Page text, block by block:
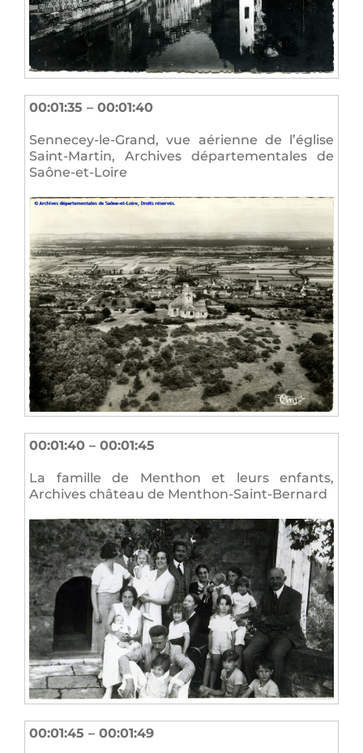
00:01:35 – 00:01:40
Sennecey-le-Grand, vue aérienne de l’église
Saint-Martin, Archives départementales de
Saône-et-Loire
00:01:40 – 00:01:45
La famille de Menthon et leurs enfants,
Archives château de Menthon-Saint-Bernard
00:01:45 – 00:01:49